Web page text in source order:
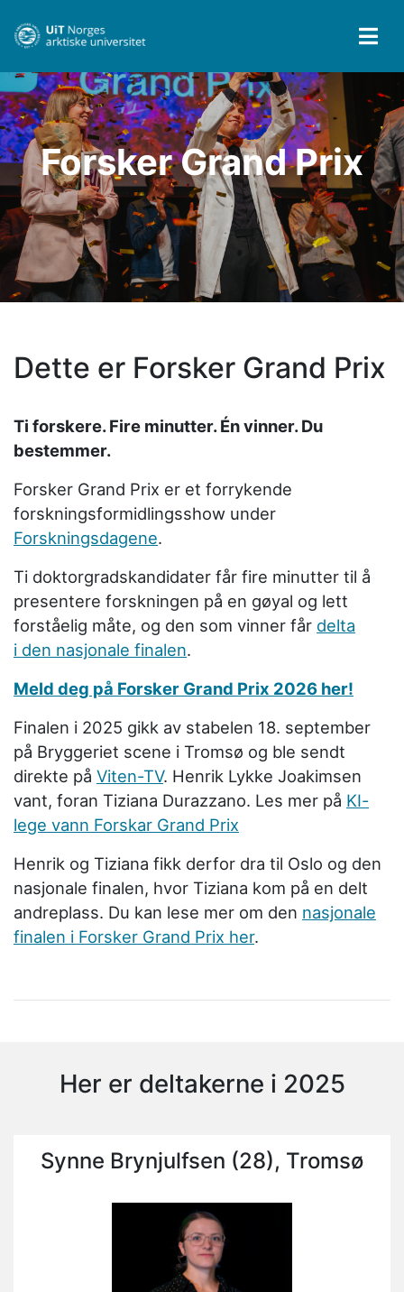
Forsker Grand Prix
Dette er Forsker Grand Prix
Ti forskere. Fire minutter. Én vinner. Du
bestemmer.
Forsker Grand Prix er et forrykende
forskningsformidlingsshow under
Forskningsdagene.
Ti doktorgradskandidater får fire minutter til å
presentere forskningen på en gøyal og lett
forståelig måte, og den som vinner får delta
i den nasjonale finalen.
Meld deg på Forsker Grand Prix 2026 her!
Finalen i 2025 gikk av stabelen 18. september
på Bryggeriet scene i Tromsø og ble sendt
direkte på Viten-TV. Henrik Lykke Joakimsen
vant, foran Tiziana Durazzano. Les mer på KI-
lege vann Forskar Grand Prix
Henrik og Tiziana fikk derfor dra til Oslo og den
nasjonale finalen, hvor Tiziana kom på en delt
andreplass. Du kan lese mer om den nasjonale
finalen i Forsker Grand Prix her.
Her er deltakerne i 2025
Synne Brynjulfsen (28), Tromsø